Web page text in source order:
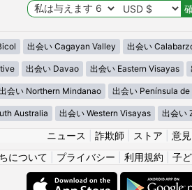
出会い Cagayan Valley 出会い
出会い Davao 出会い Eastern Visayas
会い Northern Mindanao 出会い Península
Australia 出会い Western Visayas 出会い
ニュース 詐欺師 ストア
意見
について プライバシー 利用規約 子